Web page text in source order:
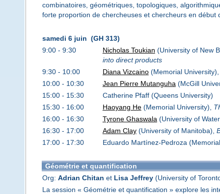
combinatoires, géométriques, topologiques,
forte proportion de chercheuses et chercheurs en début
samedi 6 juin (GH 313)
9:00 - 9:30
Nicholas Toukian (University of New
into direct products
9:30 - 10:00
Diana Vizcaino(Memorial
10:00 - 10:30
Jean Pierre Mutanguha (McGill
15:00 - 15:30
Catherine Pfaff (Queens University)
15:30 - 16:00
Haoyang He(Memorial University),
16:00 - 16:30
Tyrone Ghaswala (University of
16:30 - 17:00
Adam Clay(University of Manitoba),
17:00 - 17:30
Eduardo Martínez-Pedroza
Géométrie et quantification
Org: Adrian Chitan et Lisa Jeffrey(University of
La session « Géométrie et quantification » explore les